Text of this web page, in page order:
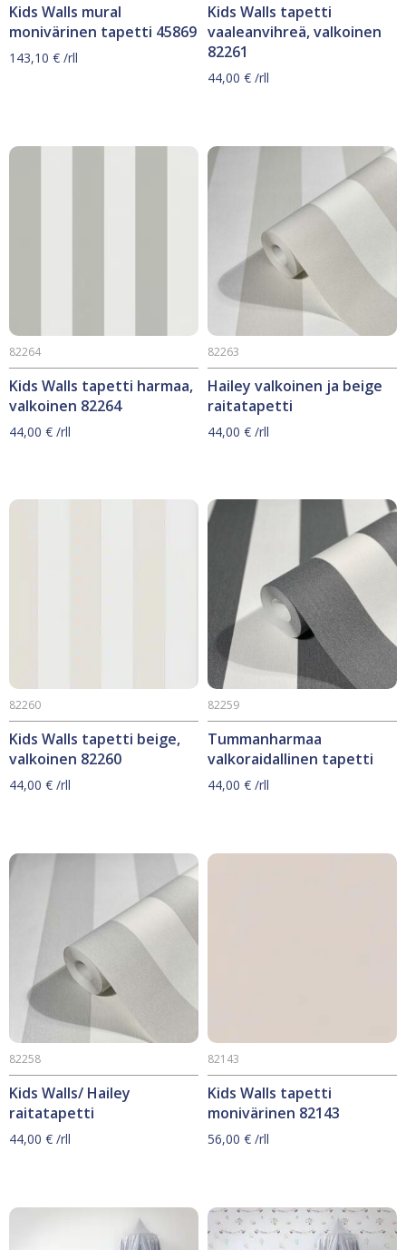
Kids Walls mural
monivärinen tapetti 45869
143,10 € /rll
Kids Walls tapetti
vaaleanvihreä, valkoinen
82261
44,00 € /rll
Kids Walls tapetti harmaa,
valkoinen 82264
82264
44,00 € /rll
Hailey valkoinen ja beige
raitatapetti
82263
44,00 € /rll
Kids Walls tapetti beige,
valkoinen 82260
82260
44,00 € /rll
Tummanharmaa
valkoraidallinen tapetti
82259
44,00 € /rll
Kids Walls/ Hailey
raitatapetti
82258
44,00 € /rll
Kids Walls tapetti
monivärinen 82143
82143
56,00 € /rll